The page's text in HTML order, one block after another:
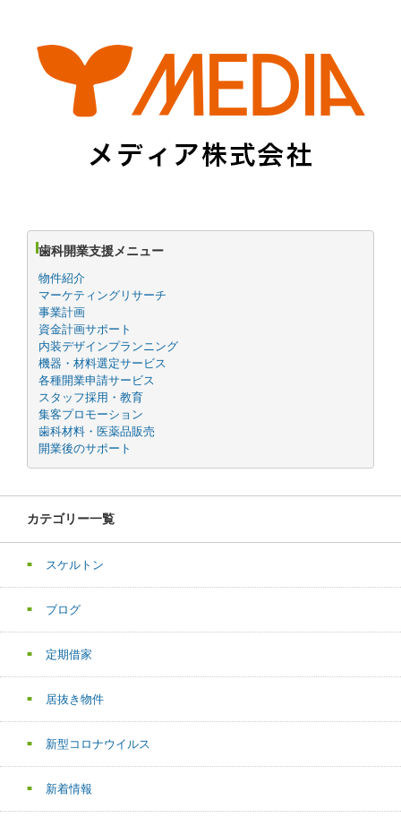
歯科開業支援メニュー
物件紹介
マーケティングリサーチ
事業計画
資金計画サポート
内装デザインプランニング
機器・材料選定サービス
各種開業申請サービス
スタッフ採用・教育
集客プロモーション
歯科材料・医薬品販売
開業後のサポート
カテゴリー一覧
スケルトン
ブログ
定期借家
居抜き物件
新型コロナウイルス
新着情報